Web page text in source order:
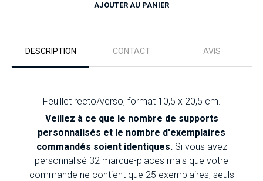
AJOUTER AU PANIER
DESCRIPTION CONTACT AVIS
Feuillet recto/verso, format 10,5 x 20,5 cm.
Veillez à ce que le nombre de supports
personnalisés et le nombre d'exemplaires
commandés soient identiques. Si vous avez
personnalisé 32 marque-places mais que votre
commande ne contient que 25 exemplaires, seuls